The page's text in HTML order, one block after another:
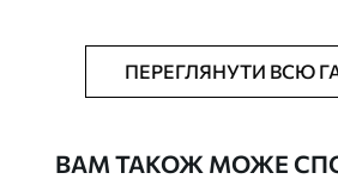
Додатково Можна додати
ПЕРЕГЛЯНУТИ ВСЮ
ВАМ ТАКОЖ МОЖЕ